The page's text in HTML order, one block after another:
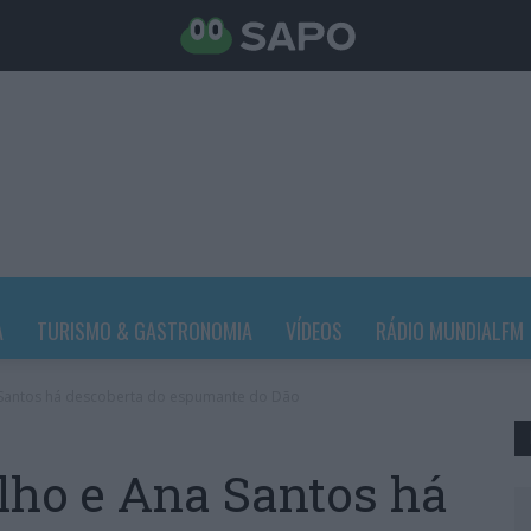
TURISMO & GASTRONOMIA VÍDEOS RÁDIO MUNDIALFM
e Ana Santos há